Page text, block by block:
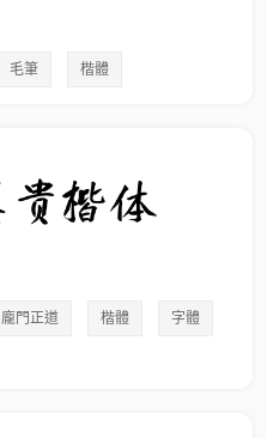
毛筆 楷體
龐門正道 楷體 字體